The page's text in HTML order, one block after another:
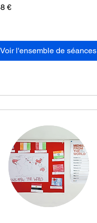
€
Voir l'ensemble de séances